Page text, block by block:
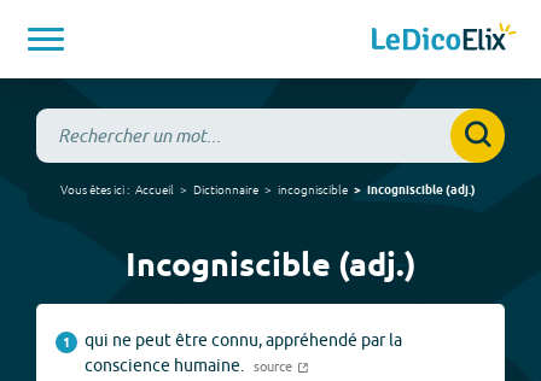
Vous êtes ici : Accueil Dictionnaire incogniscible incogniscible(adj.)
Incogniscible (adj.)
1
qui ne peut être connu, appréhendé par la
conscience humaine.
source